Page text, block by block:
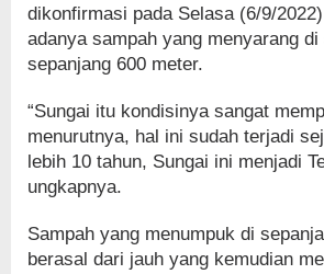
dikonfirmasi pada Selasa (6/9/
adanya sampah yang menyarang
sepanjang 600 meter.
“Sungai itu kondisinya sangat
menurutnya, hal ini sudah terjadi
lebih 10 tahun, Sungai ini menjadi
ungkapnya.
Sampah yang menumpuk di
berasal dari jauh yang kemudian